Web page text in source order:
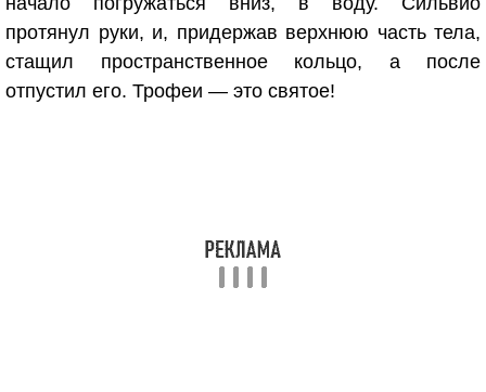
протянул руки, и, придержав верхнюю часть тела,
стащил пространственное кольцо, а после
отпустил его. Трофеи — это святое!